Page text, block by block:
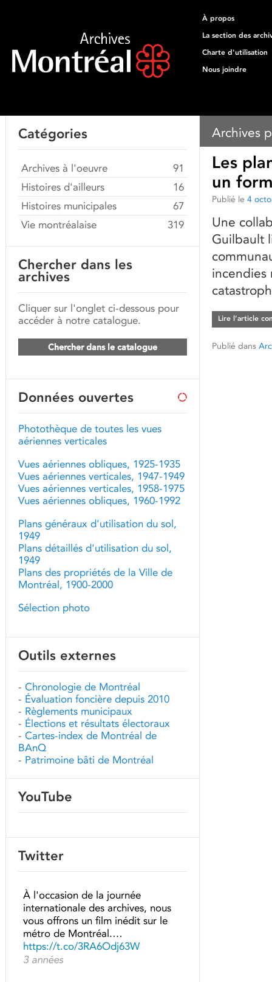
À propos
La section des
Charte d'utilisation
Nous joindre
Archives
Les
un
Publié le 4
Une
Guilbault
incendies
Lire l’article
Publié dans
Catégories
Archives à l'oeuvre
91
Histoires d'ailleurs
16
Histoires municipales
67
Vie montréalaise
319
Chercher dans les
archives
Cliquer sur l'onglet ci-dessous pour
accéder à notre catalogue.
Chercher dans le catalogue
Données ouvertes
Photothèque de toutes les vues
aériennes verticales
Vues aériennes obliques, 1925-1935
Vues aériennes verticales, 1947-1949
Vues aériennes verticales, 1958-1975
Vues aériennes obliques, 1960-1992
Plans généraux d'utilisation du sol,
1949
Plans détaillés d'utilisation du sol,
1949
Plans des propriétés de la Ville de
Montréal, 1900-2000
Sélection photo
Outils externes
- Chronologie de Montréal
- Évaluation foncière depuis 2010
- Règlements municipaux
- Élections et résultats électoraux
- Cartes-index de Montréal de
BAnQ
- Patrimoine bâti de Montréal
YouTube
Twitter
À l'occasion de la journée
internationale des archives, nous
vous offrons un film inédit sur le
métro de Montréal.…
https://t.co/3RA6Odj63W
3 années